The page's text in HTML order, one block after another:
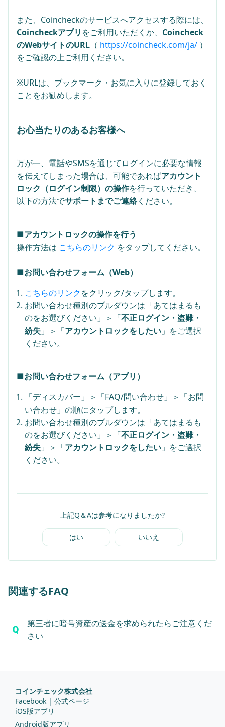
また、Coincheckのサービスへアクセスする際には、
Coincheckアプリ をご利用いただくか、 Coincheck
のWebサイトのURL （ https://coincheck.com/ja/ ）
をご確認の上ご利用ください。
※URLは、ブックマーク・お気に入りに登録しておく
ことをお勧めします。
お心当たりのあるお客様へ
万が一、電話やSMSを通じてログインに必要な情報
を伝えてしまった場合は、可能であればアカウント
ロック（ログイン制限）の操作を行っていただき、
以下の方法でサポートまでご連絡ください。
■アカウントロックの操作を行う
操作方法は こちらのリンク をタップしてください。
■お問い合わせフォーム（Web）
こちらのリンクをクリック/タップします。
お問い合わせ種別のプルダウンは「あてはまるも
のをお選びください」＞「不正ログイン・盗難・
紛失 」＞「アカウントロックをしたい 」をご選択
ください。
■お問い合わせフォーム（アプリ）
「ディスカバー」＞「FAQ/問い合わせ」＞「お問
い合わせ」の順にタップします。
お問い合わせ種別のプルダウンは「あてはまるも
のをお選びください」＞「不正ログイン・盗難・
紛失 」＞「アカウントロックをしたい 」をご選択
ください。
上記Q＆Aは参考になりましたか?
はい いいえ
関連するFAQ
第三者に暗号資産の送金を求められたらご注意くだ
さい
コインチェック株式会社
Facebook | 公式ページ
iOS版アプリ
Android版アプリ